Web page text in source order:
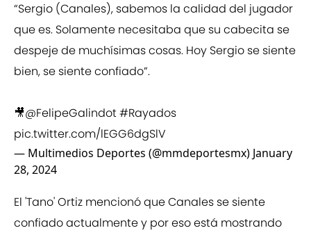
“Sergio (Canales), sabemos la calidad del jugador
que es. Solamente necesitaba que su cabecita se
despeje de muchísimas cosas. Hoy Sergio se siente
bien, se siente confiado”.
🎥@FelipeGalindot#Rayados
pic.twitter.com/lEGG6dgSlV
— Multimedios Deportes (@mmdeportesmx) January
28, 2024
El 'Tano' Ortiz mencionó que Canales se siente
confiado actualmente y por eso está mostrando